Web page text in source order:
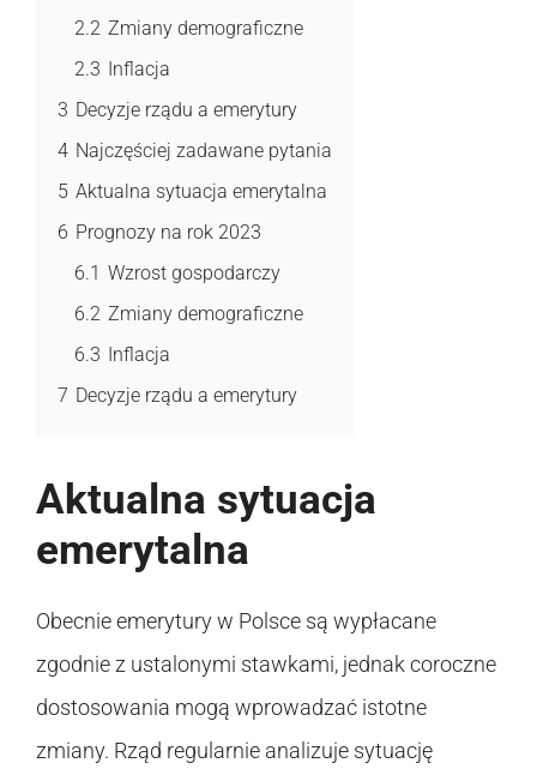
2.2 Zmiany demograficzne
2.3 Inflacja
3 Decyzje rządu a emerytury
4 Najczęściej zadawane pytania
5 Aktualna sytuacja emerytalna
6 Prognozy na rok 2023
6.1 Wzrost gospodarczy
6.2 Zmiany demograficzne
6.3 Inflacja
7 Decyzje rządu a emerytury
Aktualna sytuacja
emerytalna
Obecnie emerytury w Polsce są wypłacane
zgodnie z ustalonymi stawkami, jednak coroczne
dostosowania mogą wprowadzać istotne
zmiany. Rząd regularnie analizuje sytuację